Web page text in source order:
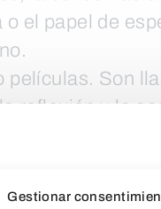
Gestionar
o el papel de
películas. Son
reflexión y la
una mirada